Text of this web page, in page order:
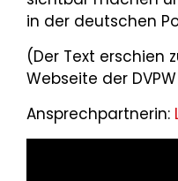
in der deutschen
(Der Text erschien
Webseite der DVPW
Ansprechpartnerin: